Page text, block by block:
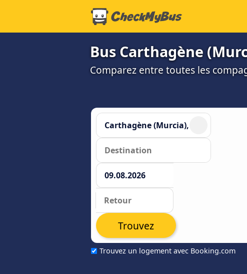
Bus Carthagène
Comparez entre toutes les
Trouvez un logement avec Booking.com
Trouvez